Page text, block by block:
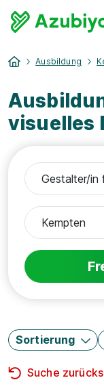
Ausbildung
visuelles
Sortierung
Suche